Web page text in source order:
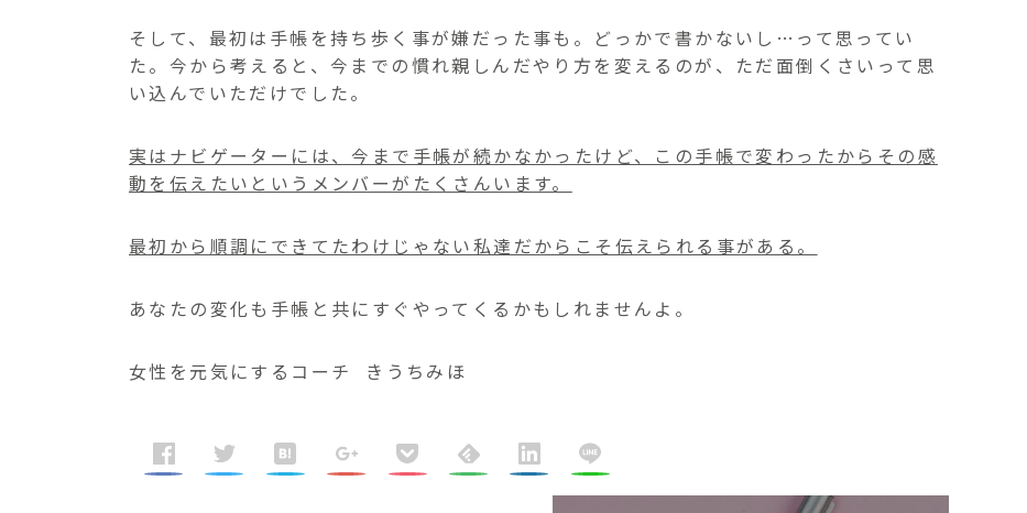
そして、最初は手帳を持ち歩く事が嫌だった事も。どっかで書かないし…って思ってい
た。今から考えると、今までの慣れ親しんだやり方を変えるのが、ただ面倒くさいって思
い込んでいただけでした。
実はナビゲーターには、今まで手帳が続かなかったけど、この手帳で変わったからその感
動を伝えたいというメンバーがたくさんいます。
最初から順調にできてたわけじゃない私達だからこそ伝えられる事がある。
あなたの変化も手帳と共にすぐやってくるかもしれませんよ。
女性を元気にするコーチ きうちみほ